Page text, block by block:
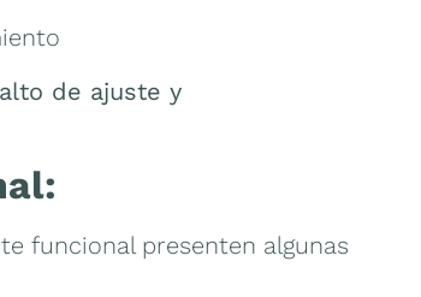
de ajuste y
funcional presenten algunas